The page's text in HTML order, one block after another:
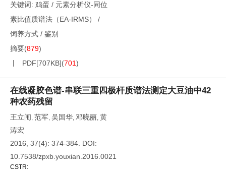
关键词: 鸡蛋 / 元素分析仪-同位
素比值质谱法（EA-IRMS）
/
饲养方式 / 鉴别
摘要(879)
PDF[707KB](701)
在线凝胶色谱-串联三重四极杆质谱法测定大豆油中42
种农药残留
王立闱, 范军, 吴国华, 邓晓丽, 黄
涛宏
2016, 37(4): 374-384. DOI:
10.7538/zpxb.youxian.2016.0021
CSTR: